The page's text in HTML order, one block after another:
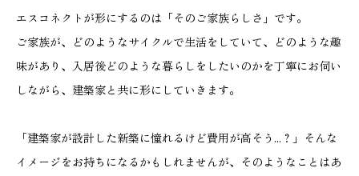
エスコネクトが形にするのは「そのご家族らしさ」です。
ご家族が、どのようなサイクルで生活をしていて、どのような趣
味があり、入居後どのような暮らしをしたいのかを丁寧にお伺い
しながら、建築家と共に形にしていきます。
「建築家が設計した新築に憧れるけど費用が高そう...？」そんな
イメージをお持ちになるかもしれませんが、そのようなことはあ